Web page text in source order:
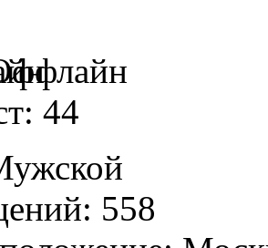
44
558